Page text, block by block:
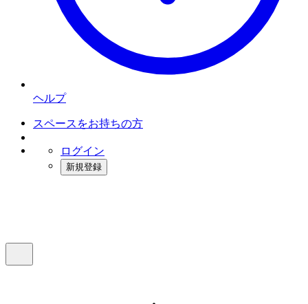
ヘルプ
スペースをお持ちの方
ログイン
新規登録